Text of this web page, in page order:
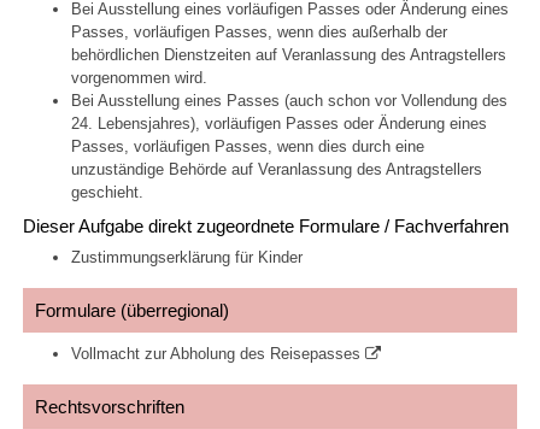
Bei Ausstellung eines vorläufigen Passes oder Änderung eines
Passes, vorläufigen Passes, wenn dies außerhalb der
behördlichen Dienstzeiten auf Veranlassung des Antragstellers
vorgenommen wird.
Bei Ausstellung eines Passes (auch schon vor Vollendung des
24. Lebensjahres), vorläufigen Passes oder Änderung eines
Passes, vorläufigen Passes, wenn dies durch eine
unzuständige Behörde auf Veranlassung des Antragstellers
geschieht.
Dieser Aufgabe direkt zugeordnete Formulare / Fachverfahren
Zustimmungserklärung für Kinder
Formulare (überregional)
Vollmacht zur Abholung des Reisepasses
Rechtsvorschriften